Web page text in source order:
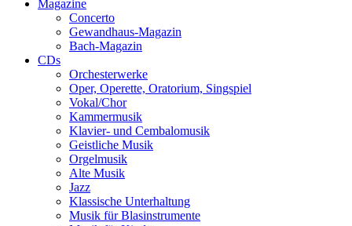
Magazine
Concerto
Gewandhaus-Magazin
Bach-Magazin
CDs
Orchesterwerke
Oper, Operette, Oratorium, Singspiel
Vokal/Chor
Kammermusik
Klavier- und Cembalomusik
Geistliche Musik
Orgelmusik
Alte Musik
Jazz
Klassische Unterhaltung
Musik für Blasinstrumente